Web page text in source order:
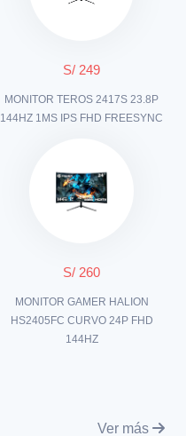
S/ 249
MONITOR TEROS 2417S 23.8P
144HZ 1MS IPS FHD FREESYNC
S/ 260
MONITOR GAMER HALION
HS2405FC CURVO 24P FHD
144HZ
Ver más